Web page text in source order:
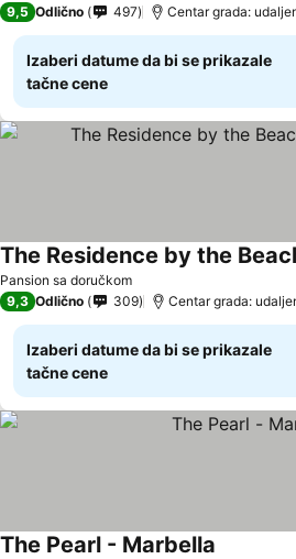
9,5 Odlično 497 Centar grada:
Izaberi datume da bi se prikazale
tačne cene
Pansion sa doručkom
The Residence by the
9,3 Odlično 309 Centar grada:
Izaberi datume da bi se prikazale
tačne cene
The Pearl - Marbella